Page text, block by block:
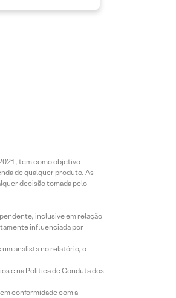
tem como objetivo
de qualquer produto. As
decisão tomada pelo
inclusive em relação
influenciada por
analista no relatório, o
e na Política de Conduta dos
conformidade com a